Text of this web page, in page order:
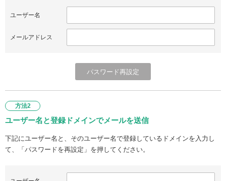
ユーザー名
メールアドレス
方法2
ユーザー名と登録ドメインでメールを送信
下記にユーザー名と、そのユーザー名で登録しているドメインを入力し
て、「パスワードを再設定」を押してください。